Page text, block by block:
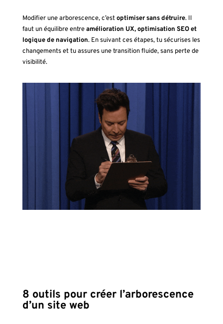
Modifier une arborescence, c’estoptimiser sans détruire. Il
faut un équilibre entreamélioration UX, optimisation SEO et
logique de navigation. En suivant ces étapes, tu sécurises les
changements et tu assures une transition fluide, sans perte de
visibilité.
8 outils pour créer l’arborescence
d’un site web